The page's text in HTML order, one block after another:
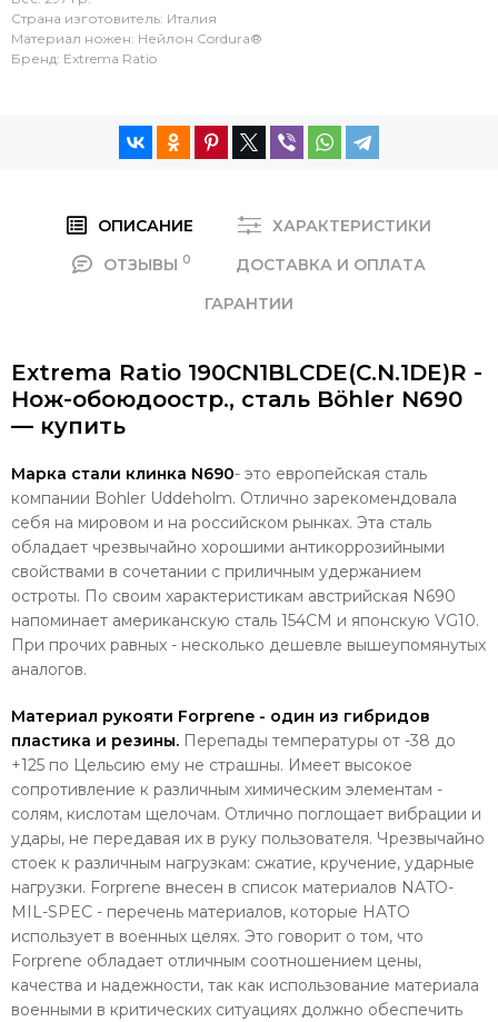
Страна изготовитель: Италия
Материал ножен: Нейлон Cordura®
Бренд: Extrema Ratio
ОПИСАНИЕ
ХАРАКТЕРИСТИКИ
ОТЗЫВЫ 0
ДОСТАВКА И ОПЛАТА
ГАРАНТИИ
Extrema Ratio 190CN1BLCDE(C.N.1DE)R -
Нож-обоюдоостр., сталь Böhler N690
— купить
Марка стали клинка N690- это европейская сталь
компании Bohler Uddeholm. Отлично зарекомендовала
себя на мировом и на российском рынках. Эта сталь
обладает чрезвычайно хорошими антикоррозийными
свойствами в сочетании с приличным удержанием
остроты. По своим характеристикам австрийская N690
напоминает американскую сталь 154СМ и японскую VG10.
При прочих равных - несколько дешевле вышеупомянутых
аналогов.
Материал рукояти Forprene - один из гибридов
пластика и резины. Перепады температуры от -38 до
+125 по Цельсию ему не страшны. Имеет высокое
сопротивление к различным химическим элементам -
солям, кислотам щелочам. Отлично поглощает вибрации и
удары, не передавая их в руку пользователя. Чрезвычайно
стоек к различным нагрузкам: сжатие, кручение, ударные
нагрузки. Forprene внесен в список материалов NATO-
MIL-SPEC - перечень материалов, которые НАТО
использует в военных целях. Это говорит о том, что
Forprene обладает отличным соотношением цены,
качества и надежности, так как использование материала
военными в критических ситуациях должно обеспечить